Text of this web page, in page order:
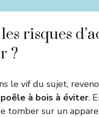
risques
?
le vif du sujet,
à bois à éviter.
tomber sur un